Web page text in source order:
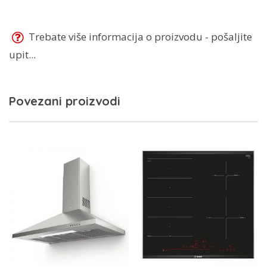
Trebate više informacija o proizvodu - pošaljite
upit...
Povezani proizvodi